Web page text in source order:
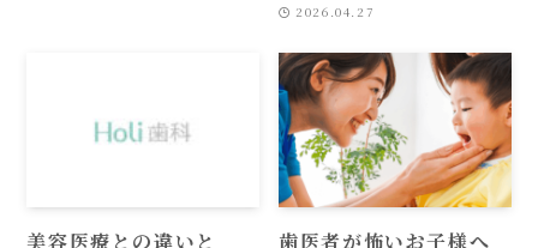
2026.04.27
美容医療との違いと 歯医者が怖いお子様へ